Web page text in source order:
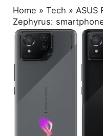
Home »Tech »ASUS
Zephyrus: